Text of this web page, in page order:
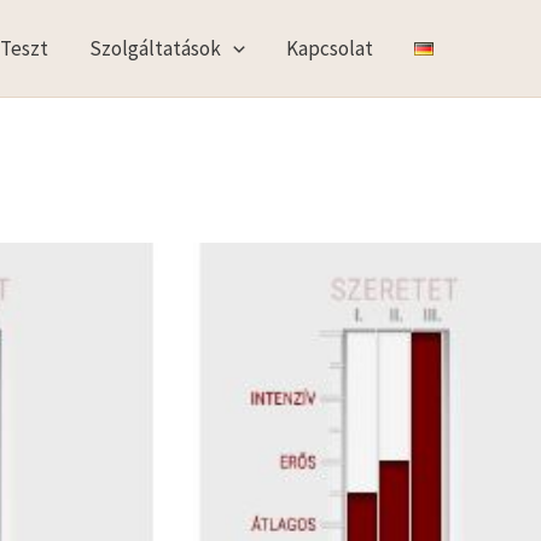
Szolgáltatások Kapcsolat